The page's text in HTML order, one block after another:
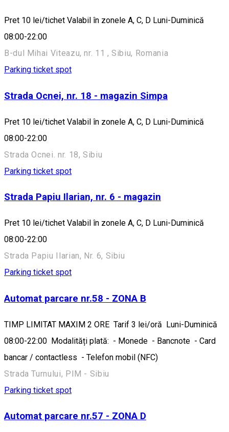
Pret 10 lei/tichet Valabil în zonele A, C, D Luni-Duminică
08:00-22:00
B-dul Mihai Viteazu, nr. 11 , Sibiu, Romania
Parking ticket spot
Strada Ocnei, nr. 18 - magazin Simpa
Pret 10 lei/tichet Valabil în zonele A, C, D Luni-Duminică
08:00-22:00
Strada Ocnei. nr. 18, Sibiu
Parking ticket spot
Strada Papiu Ilarian, nr. 6 - magazin
Pret 10 lei/tichet Valabil în zonele A, C, D Luni-Duminică
08:00-22:00
Strada Papiu Ilarian, Nr. 6, Sibiu
Parking ticket spot
Automat parcare nr.58 - ZONA B
TIMP LIMITAT MAXIM 2 ORE Tarif 3 lei/oră Luni-Duminică
08:00-22:00 Modalități plată: - Monede - Bancnote - Card
bancar / contactless - Telefon mobil (NFC)
Strada Turnului, PIM - Sibiu
Parking ticket spot
Automat parcare nr.57 - ZONA D